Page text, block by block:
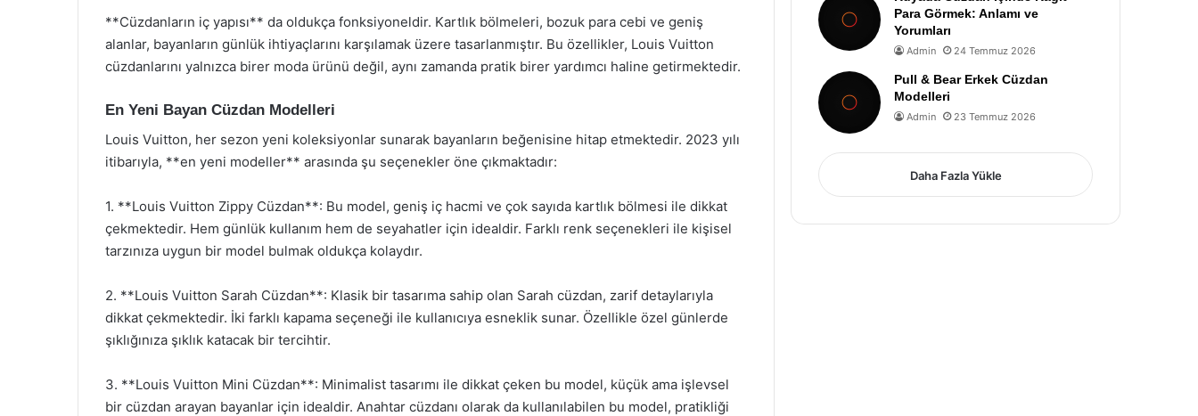
**Cüzdanların iç yapısı** da oldukça fonksiyoneldir. Kartlık bölmeleri, bozuk para cebi ve geniş
alanlar, bayanların günlük ihtiyaçlarını karşılamak üzere tasarlanmıştır. Bu özellikler, Louis Vuitton
cüzdanlarını yalnızca birer moda ürünü değil, aynı zamanda pratik birer yardımcı haline getirmektedir.
En Yeni Bayan Cüzdan Modelleri
Louis Vuitton, her sezon yeni koleksiyonlar sunarak bayanların beğenisine hitap etmektedir. 2023 yılı
itibarıyla, **en yeni modeller** arasında şu seçenekler öne çıkmaktadır:
1. **Louis Vuitton Zippy Cüzdan**: Bu model, geniş iç hacmi ve çok sayıda kartlık bölmesi ile dikkat
çekmektedir. Hem günlük kullanım hem de seyahatler için idealdir. Farklı renk seçenekleri ile kişisel
tarzınıza uygun bir model bulmak oldukça kolaydır.
2. **Louis Vuitton Sarah Cüzdan**: Klasik bir tasarıma sahip olan Sarah cüzdan, zarif detaylarıyla
dikkat çekmektedir. İki farklı kapama seçeneği ile kullanıcıya esneklik sunar. Özellikle özel günlerde
şıklığınıza şıklık katacak bir tercihtir.
3. **Louis Vuitton Mini Cüzdan**: Minimalist tasarımı ile dikkat çeken bu model, küçük ama işlevsel
bir cüzdan arayan bayanlar için idealdir. Anahtar cüzdanı olarak da kullanılabilen bu model, pratikliği
Para Görmek: Anlamı ve
Yorumları
Admin 24 Temmuz 2026
Pull & Bear Erkek Cüzdan
Modelleri
Admin 23 Temmuz 2026
Daha Fazla Yükle